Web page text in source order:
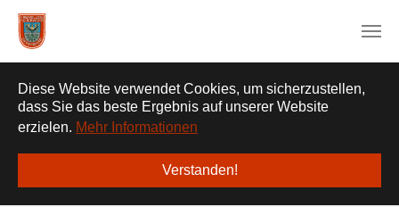
Diese Website verwendet Cookies, um sicherzustellen,
dass Sie das beste Ergebnis auf unserer Website
erzielen. Mehr Informationen
Verstanden!